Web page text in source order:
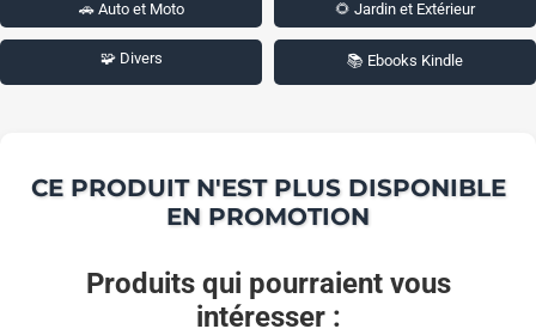
🚗 Auto et Moto 🌻 Jardin et Extérieur
🧩 Divers 📚 Ebooks Kindle
CE PRODUIT N'EST PLUS DISPONIBLE
EN PROMOTION
Produits qui pourraient vous
intéresser :